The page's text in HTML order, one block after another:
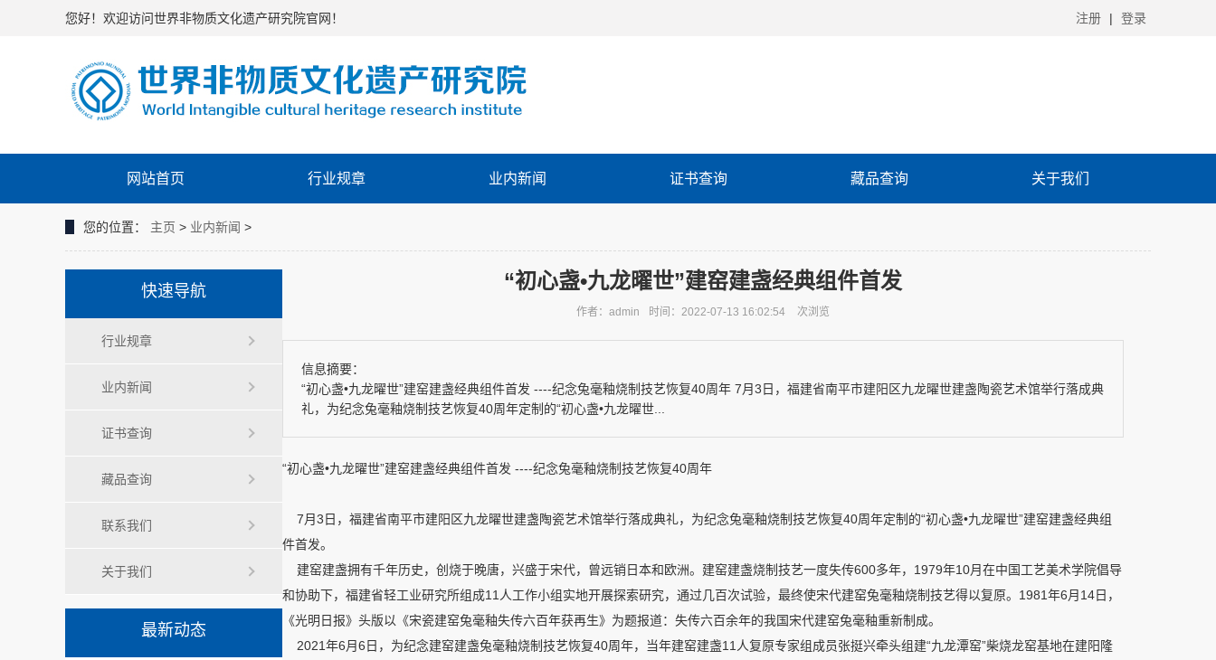
您好！欢迎访问世界非物质文化遗产研究院官网！ 注册 | 登录
网站首页 行业规章 业内新闻 证书查询 藏品查询 关于我们
您的位置： 主页 > 业内新闻 >
快速导航
行业规章
业内新闻
证书查询
藏品查询
联系我们
关于我们
最新动态
“初心盏•九龙曜世”建窑建盏经典组件首发
作者：admin 时间：2022-07-13 16:02:54 次浏览
信息摘要：
“初心盏•九龙曜世”建窑建盏经典组件首发 ----纪念兔毫釉烧制技艺恢复40周年 7月3日，福建省南平市建阳区九龙曜世建盏陶瓷艺术馆举行落成典
礼，为纪念兔毫釉烧制技艺恢复40周年定制的“初心盏•九龙曜世...
“初心盏•九龙曜世”建窑建盏经典组件首发 ----纪念兔毫釉烧制技艺恢复40周年
7月3日，福建省南平市建阳区九龙曜世建盏陶瓷艺术馆举行落成典礼，为纪念兔毫釉烧制技艺恢复40周年定制的“初心盏•九龙曜世”建窑建盏经典组
件首发。
建窑建盏拥有千年历史，创烧于晚唐，兴盛于宋代，曾远销日本和欧洲。建窑建盏烧制技艺一度失传600多年，1979年10月在中国工艺美术学院倡导
和协助下，福建省轻工业研究所组成11人工作小组实地开展探索研究，通过几百次试验，最终使宋代建窑兔毫釉烧制技艺得以复原。1981年6月14日，
《光明日报》头版以《宋瓷建窑兔毫釉失传六百年获再生》为题报道：失传六百余年的我国宋代建窑兔毫釉重新制成。
2021年6月6日，为纪念建窑建盏兔毫釉烧制技艺恢复40周年，当年建窑建盏11人复原专家组成员张挺兴牵头组建“九龙潭窑”柴烧龙窑基地在建阳隆